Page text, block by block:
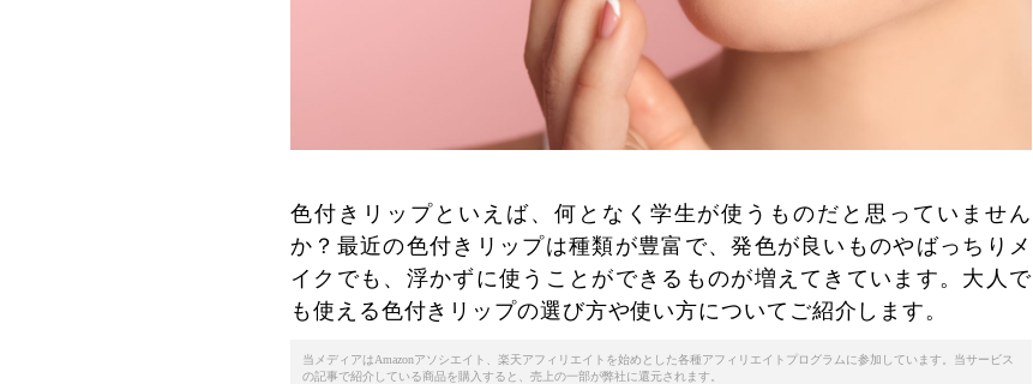
色付きリップといえば、何となく学生が使うものだと思っていません
か？最近の色付きリップは種類が豊富で、発色が良いものやばっちりメ
イクでも、浮かずに使うことができるものが増えてきています。大人で
も使える色付きリップの選び方や使い方についてご紹介します。
当メディアはAmazonアソシエイト、楽天アフィリエイトを始めとした各種アフィリエイトプログラムに参加しています。当サービス
の記事で紹介している商品を購入すると、売上の一部が弊社に還元されます。